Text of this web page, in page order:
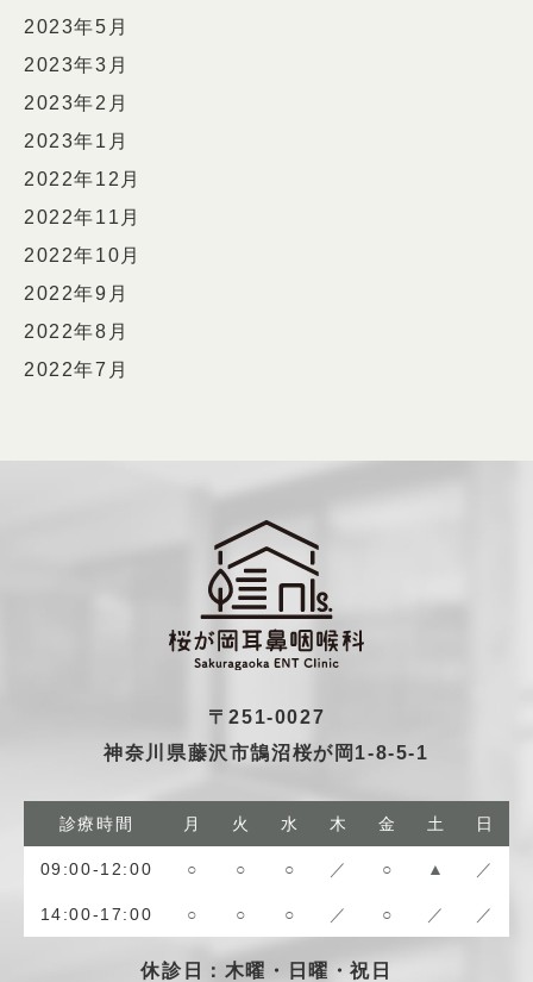
2023年5月
2023年3月
2023年2月
2023年1月
2022年12月
2022年11月
2022年10月
2022年9月
2022年8月
2022年7月
〒251-0027
神奈川県藤沢市鵠沼桜が岡1-8-5-1
診療時間 月 火 水 木 金 土 日
09:00-12:00 ○ ○ ○ ／ ○ ▲ ／
14:00-17:00 ○ ○ ○ ／ ○ ／ ／
休診日：木曜・日曜・祝日